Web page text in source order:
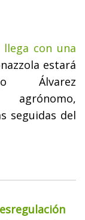
llega con una
estará
Álvarez
agrónomo,
seguidas del